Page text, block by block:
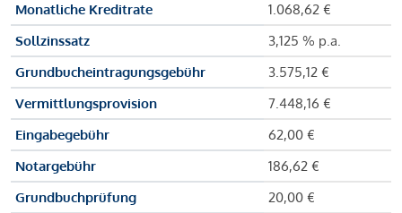
Monatliche Kreditrate
1.068,62 €
Sollzinssatz
3,125 % p.a.
Grundbucheintragungsgebühr
3.575,12 €
Vermittlungsprovision
7.448,16 €
Eingabegebühr
62,00 €
Notargebühr
186,62 €
Grundbuchprüfung
20,00 €